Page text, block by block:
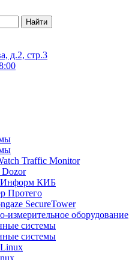
Найти
д.2, стр.3
Traffic Monitor
Dozor
КИБ
Протего
SecureTower
измерительное оборудование
системы
системы